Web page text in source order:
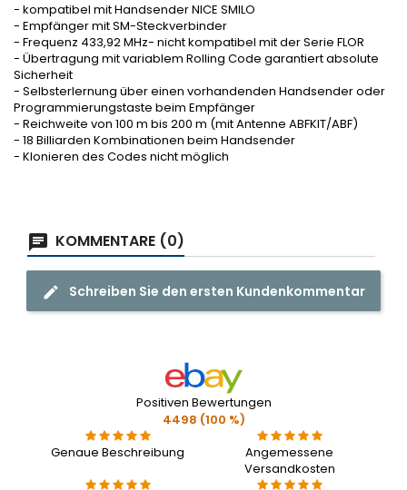
- kompatibel mit Handsender NICE SMILO
- Empfänger mit SM-Steckverbinder
- Frequenz 433,92 MHz- nicht kompatibel mit der Serie FLOR
- Übertragung mit variablem Rolling Code garantiert absolute
Sicherheit
- Selbsterlernung über einen vorhandenden Handsender oder
Programmierungstaste beim Empfänger
- Reichweite von 100 m bis 200 m (mit Antenne ABFKIT/ABF)
- 18 Billiarden Kombinationen beim Handsender
- Klonieren des Codes nicht möglich
KOMMENTARE (0)
Schreiben Sie den ersten Kundenkommentar
Positiven Bewertungen
4498 (100 %)
Genaue Beschreibung
Angemessene
Versandkosten